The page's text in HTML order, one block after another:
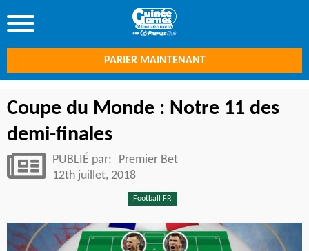
PARIER MAINTENANT
Coupe du Monde : Notre 11 des
demi-finales
PUBLIÉ par:
Premier Bet
12th juillet, 2018
Football FR